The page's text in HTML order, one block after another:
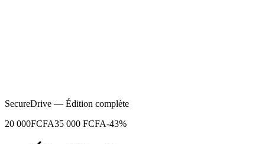
SecureDrive — Édition complète
20 000FCFA35 000 FCFA-43%